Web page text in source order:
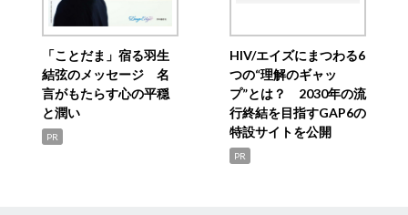
「ことだま」宿る羽生
結弦のメッセージ 名
言がもたらす心の平穏
と潤い
PR
HIV/エイズにまつわる6
つの“理解のギャッ
プ”とは？ 2030年の流
行終結を目指すGAP6の
特設サイトを公開
PR